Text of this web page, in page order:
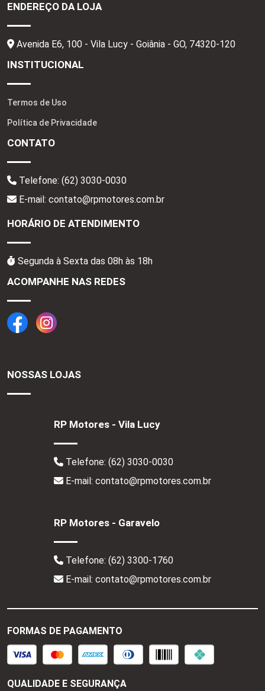
ENDEREÇO DA LOJA
Avenida E6, 100 - Vila Lucy - Goiânia - GO, 74320-120
INSTITUCIONAL
Termos de Uso
Política de Privacidade
CONTATO
Telefone: (62) 3030-0030
E-mail: contato@rpmotores.com.br
HORÁRIO DE ATENDIMENTO
Segunda à Sexta das 08h às 18h
ACOMPANHE NAS REDES
NOSSAS LOJAS
RP Motores - Vila Lucy
Telefone: (62) 3030-0030
E-mail: contato@rpmotores.com.br
RP Motores - Garavelo
Telefone: (62) 3300-1760
E-mail: contato@rpmotores.com.br
FORMAS DE PAGAMENTO
QUALIDADE E SEGURANÇA